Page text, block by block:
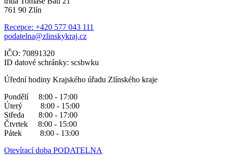
761 90 Zlín
Recepce: +420 577 043 111
podatelna@zlinskykraj.cz
IČO: 70891320
ID datové schránky: scsbwku
Úřední hodiny Krajského úřadu Zlínského kraje
Pondělí 8:00 - 17:00
Úterý 8:00 - 15:00
Středa 8:00 - 17:00
Čtvrtek 8:00 - 15:00
Pátek 8:00 - 13:00
Otevírací doba PODATELNA